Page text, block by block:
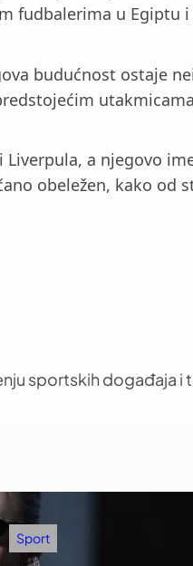
fudbalerima u Egiptu
budućnost ostaje
a njegovo
obeležen, kako od
sportskih događaja i
Sport